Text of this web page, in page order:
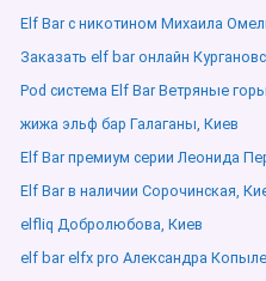
Elf Bar с никотином Михаила
Заказать elf bar онлайн
Pod система Elf Bar Ветряные
жижа эльф бар Галаганы, Киев
Elf Bar премиум серии Леонида
Elf Bar в наличии Сорочинская,
elfliq Добролюбова, Киев
elf bar elfx pro Александра